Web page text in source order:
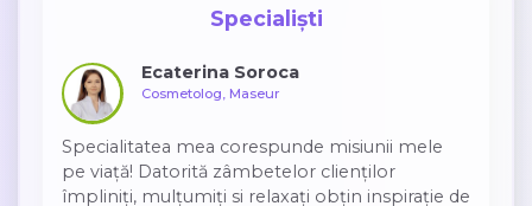
Specialiști
Ecaterina Soroca
Cosmetolog, Maseur
Specialitatea mea corespunde misiunii mele
pe viață! Datorită zâmbetelor clienților
împliniți, mulțumiți si relaxați obțin inspirație de